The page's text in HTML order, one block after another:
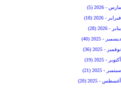
مارس - 2026 (5)
فبراير - 2026 (18)
يناير - 2026 (28)
ديسمبر - 2025 (40)
نوفمبر - 2025 (36)
أكتوبر - 2025 (19)
سبتمبر - 2025 (21)
أغسطس - 2025 (20)